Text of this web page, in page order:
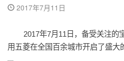
2017年7月11日
2017年7月11日，备受关注的
用五菱在全国百余城市开启了盛大